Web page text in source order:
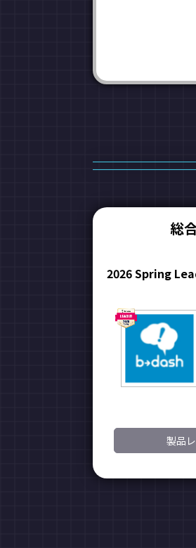
総
2026 Spring
製品